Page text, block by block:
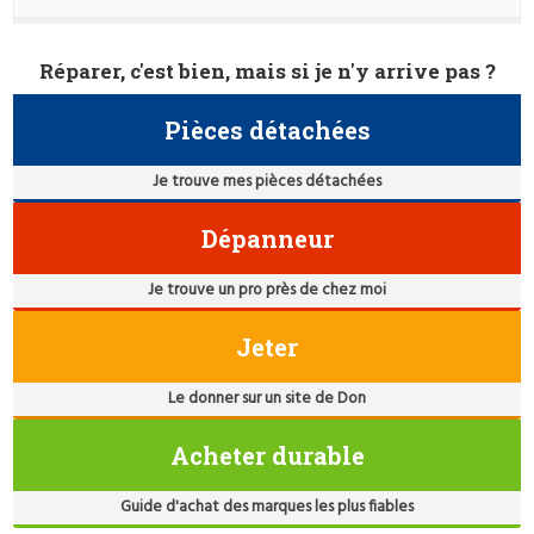
Réparer, c'est bien, mais si je n'y arrive pas ?
Pièces détachées
Je trouve mes pièces détachées
Dépanneur
Je trouve un pro près de chez moi
Jeter
Le donner sur un site de Don
Acheter durable
Guide d'achat des marques les plus fiables